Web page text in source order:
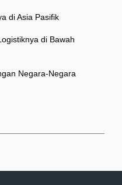
di Asia Pasifik
di Bawah
Negara-Negara